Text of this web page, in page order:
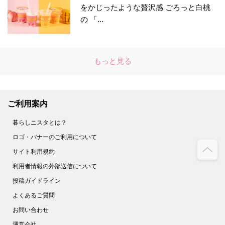
をかじったような贅沢感 ごろっと白桃
の 「...
もっと見る
ご利用案内
暮らしニスタとは？
ロゴ・バナーのご利用について
サイト利用規約
利用者情報の外部送信について
投稿ガイドライン
よくあるご質問
お問い合わせ